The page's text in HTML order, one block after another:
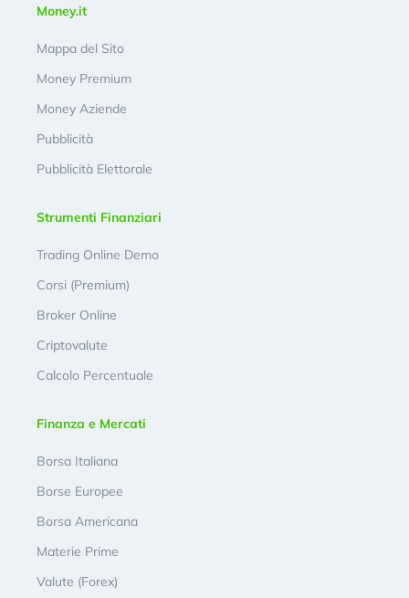
Money.it
Mappa del Sito
Money Premium
Money Aziende
Pubblicità
Pubblicità Elettorale
Strumenti Finanziari
Trading Online Demo
Corsi (Premium)
Broker Online
Criptovalute
Calcolo Percentuale
Finanza e Mercati
Borsa Italiana
Borse Europee
Borsa Americana
Materie Prime
Valute (Forex)